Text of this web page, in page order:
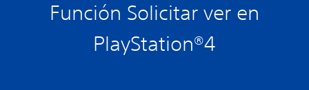
Función Solicitar ver en
PlayStation®4